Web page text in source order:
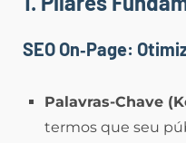
SEO On‑Page:
Palavras-Chave
termos que seu